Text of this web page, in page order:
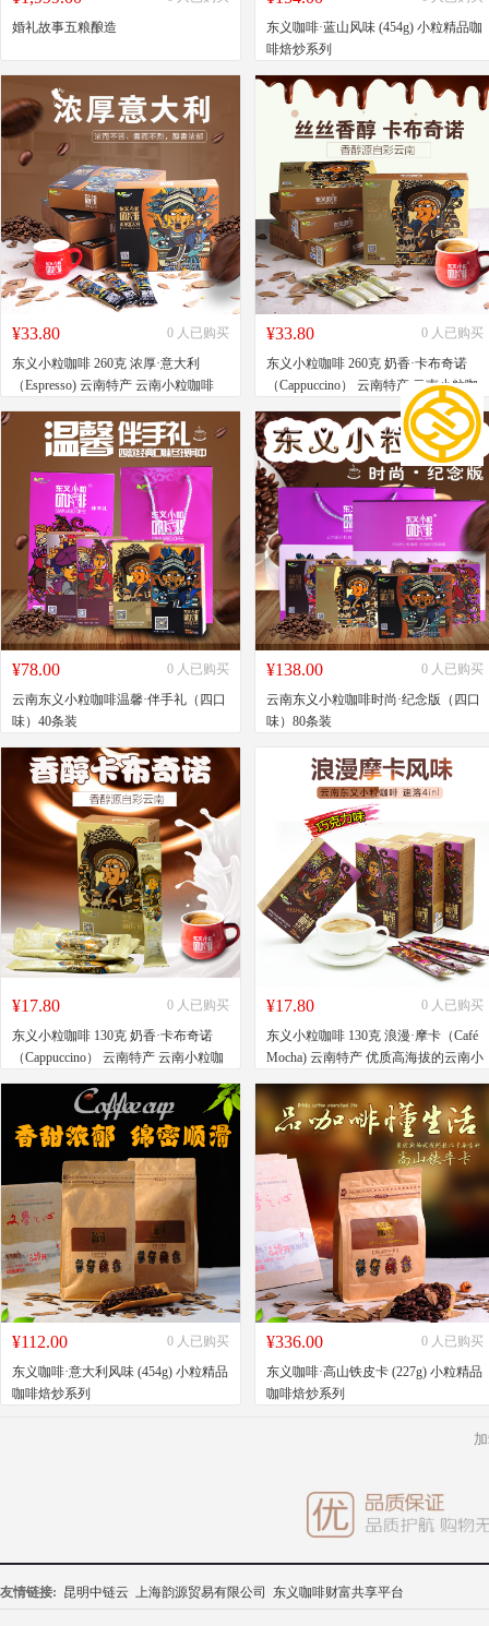
婚礼故事五粮酿造
东义咖啡·蓝山风味 (454g) 小粒精品咖
啡焙炒系列
¥33.80
0 人已购买
东义小粒咖啡 260克 浓厚·意大利
（Espresso) 云南特产 云南小粒咖啡
¥33.80
0 人已购买
东义小粒咖啡 260克 奶香·卡布奇诺
（Cappuccino） 云南特产 云南小粒咖
¥78.00
0 人已购买
云南东义小粒咖啡温馨·伴手礼（四口
味）40条装
¥138.00
0 人已购买
云南东义小粒咖啡时尚·纪念版（四口
味）80条装
¥17.80
0 人已购买
东义小粒咖啡 130克 奶香·卡布奇诺
（Cappuccino） 云南特产 云南小粒咖
¥17.80
0 人已购买
东义小粒咖啡 130克 浪漫·摩卡（Café
Mocha) 云南特产 优质高海拔的云南小
¥112.00
0 人已购买
东义咖啡·意大利风味 (454g) 小粒精品
咖啡焙炒系列
¥336.00
0 人已购买
东义咖啡·高山铁皮卡 (227g) 小粒精品
咖啡焙炒系列
友情链接: 昆明中链云 上海韵源贸易有限公司 东义咖啡财富共享平台